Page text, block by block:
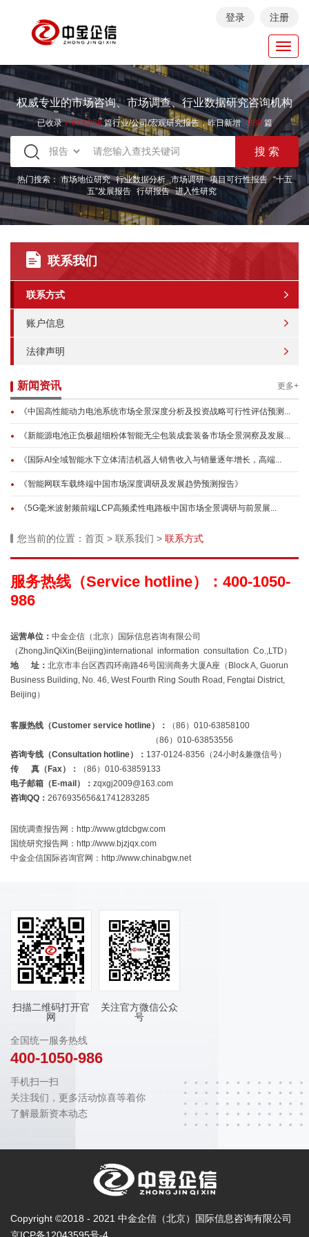
登录 注册
权威专业的市场咨询、市场调查、行业数据研究咨询机构
已收录7.973.258篇行业/公司/宏观研究报告，昨日新增1088 篇
热门搜索： 市场地位研究 行业数据分析 市场调研 项目可行性报告 “十五
五”发展报告 行研报告 进入性研究
联系我们
联系方式
账户信息
法律声明
新闻资讯 更多+
《中国高性能动力电池系统市场全景深度分析及投资战略可行性评估预测...
《新能源电池正负极超细粉体智能无尘包装成套装备市场全景洞察及发展...
《国际AI全域智能水下立体清洁机器人销售收入与销量逐年增长，高端...
《智能网联车载终端中国市场深度调研及发展趋势预测报告》
《5G毫米波射频前端LCP高频柔性电路板中国市场全景调研与前景展...
您当前的位置： 首页 > 联系我们 > 联系方式
服务热线（Service hotline）：400-1050-
986
运营单位： 中金企信（北京）国际信息咨询有限公司
（ZhongJinQiXin(Beijing)international information consultation Co.,LTD）
地 址： 北京市丰台区西四环南路46号国润商务大厦A座（Block A, Guorun
Business Building, No. 46, West Fourth Ring South Road, Fengtai District,
Beijing）
客服热线（Customer service hotline）：
（86）010-63858100
（86）010-63853556
咨询专线（Consultation hotline）： 137-0124-8356（24小时&兼微信号）
传 真（Fax）：
（86）010-63859133
电子邮箱（E-mail）： zqxgj2009@163.com
咨询QQ： 2676935656&1741283285
国统调查报告网：http://www.gtdcbgw.com
国统研究报告网：http://www.bjzjqx.com
中金企信国际咨询官网：http://www.chinabgw.net
扫描二维码打开官
网
关注官方微信公众
号
全国统一服务热线
400-1050-986
手机扫一扫
关注我们，更多活动惊喜等着你
了解最新资本动态
Copyright ©2018 - 2021 中金企信（北京）国际信息咨询有限公司